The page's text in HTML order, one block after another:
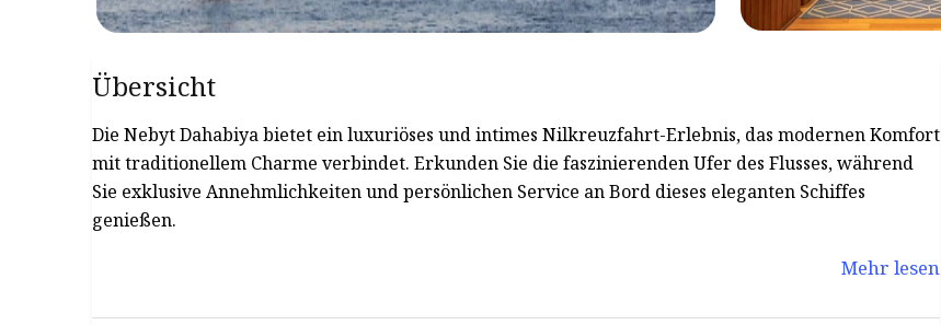
Übersicht
Die Nebyt Dahabiya bietet ein luxuriöses und intimes Nilkreuzfahrt-Erlebnis, das modernen Komfort
mit traditionellem Charme verbindet. Erkunden Sie die faszinierenden Ufer des Flusses, während
Sie exklusive Annehmlichkeiten und persönlichen Service an Bord dieses eleganten Schiffes
genießen.
Mehr lesen